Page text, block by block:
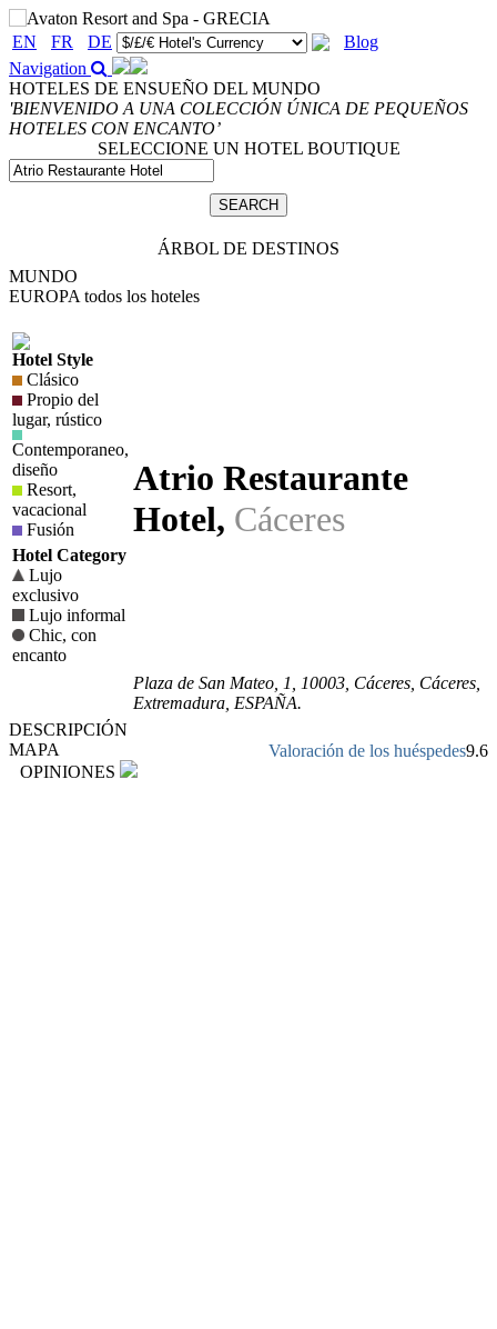
EN FR DE
Blog
Navigation
HOTELES DE ENSUEÑO DEL MUNDO
'BIENVENIDO A UNA COLECCIÓN ÚNICA DE PEQUEÑOS
HOTELES CON ENCANTO’
SELECCIONE UN HOTEL BOUTIQUE
ÁRBOL DE DESTINOS
MUNDO
EUROPA todos los hoteles
Hotel Style
Clásico
Propio del
lugar, rústico
Contemporaneo,
diseño
Resort,
vacacional
Fusión
Hotel Category
Lujo
exclusivo
Lujo informal
Chic, con
encanto
Atrio Restaurante
Hotel, Cáceres
Plaza de San Mateo, 1 10003 , Cáceres, Cáceres
Extremadura ESPAÑA.
Valoración de los huéspedes9.6
DESCRIPCIÓN
MAPA
OPINIONES